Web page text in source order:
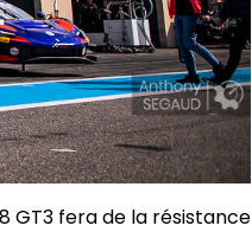
GT3 fera de la résistance